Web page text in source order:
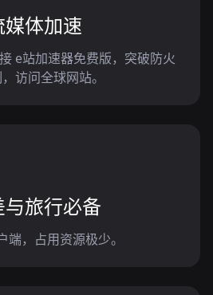
媒体加速
e站加速器免费版，突破防火
访问全球网站。
与旅行必备
端，占用资源极少。